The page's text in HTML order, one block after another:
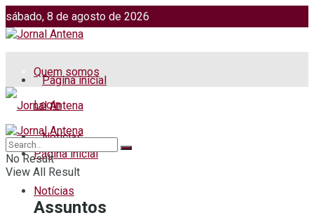
sábado, 8 de agosto de 2026
Jornalismo: (51) 98599 2486
Quem somos
Login
Página inicial
Notícias
Assuntos
Página inicial
Notícias
No Result
View All Result